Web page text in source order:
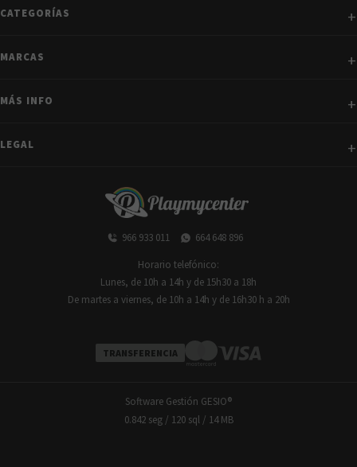
CATEGORÍAS
MARCAS
MÁS INFO
LEGAL
966 933 011 664 648 896
Horario telefónico:
Lunes, de 10h a 14h y de 15h30 a 18h
De martes a viernes, de 10h a 14h y de 16h30 h a 20h
TRANSFERENCIA
Software Gestión GESIO®
0.842 seg / 120 sql/ 14 MB